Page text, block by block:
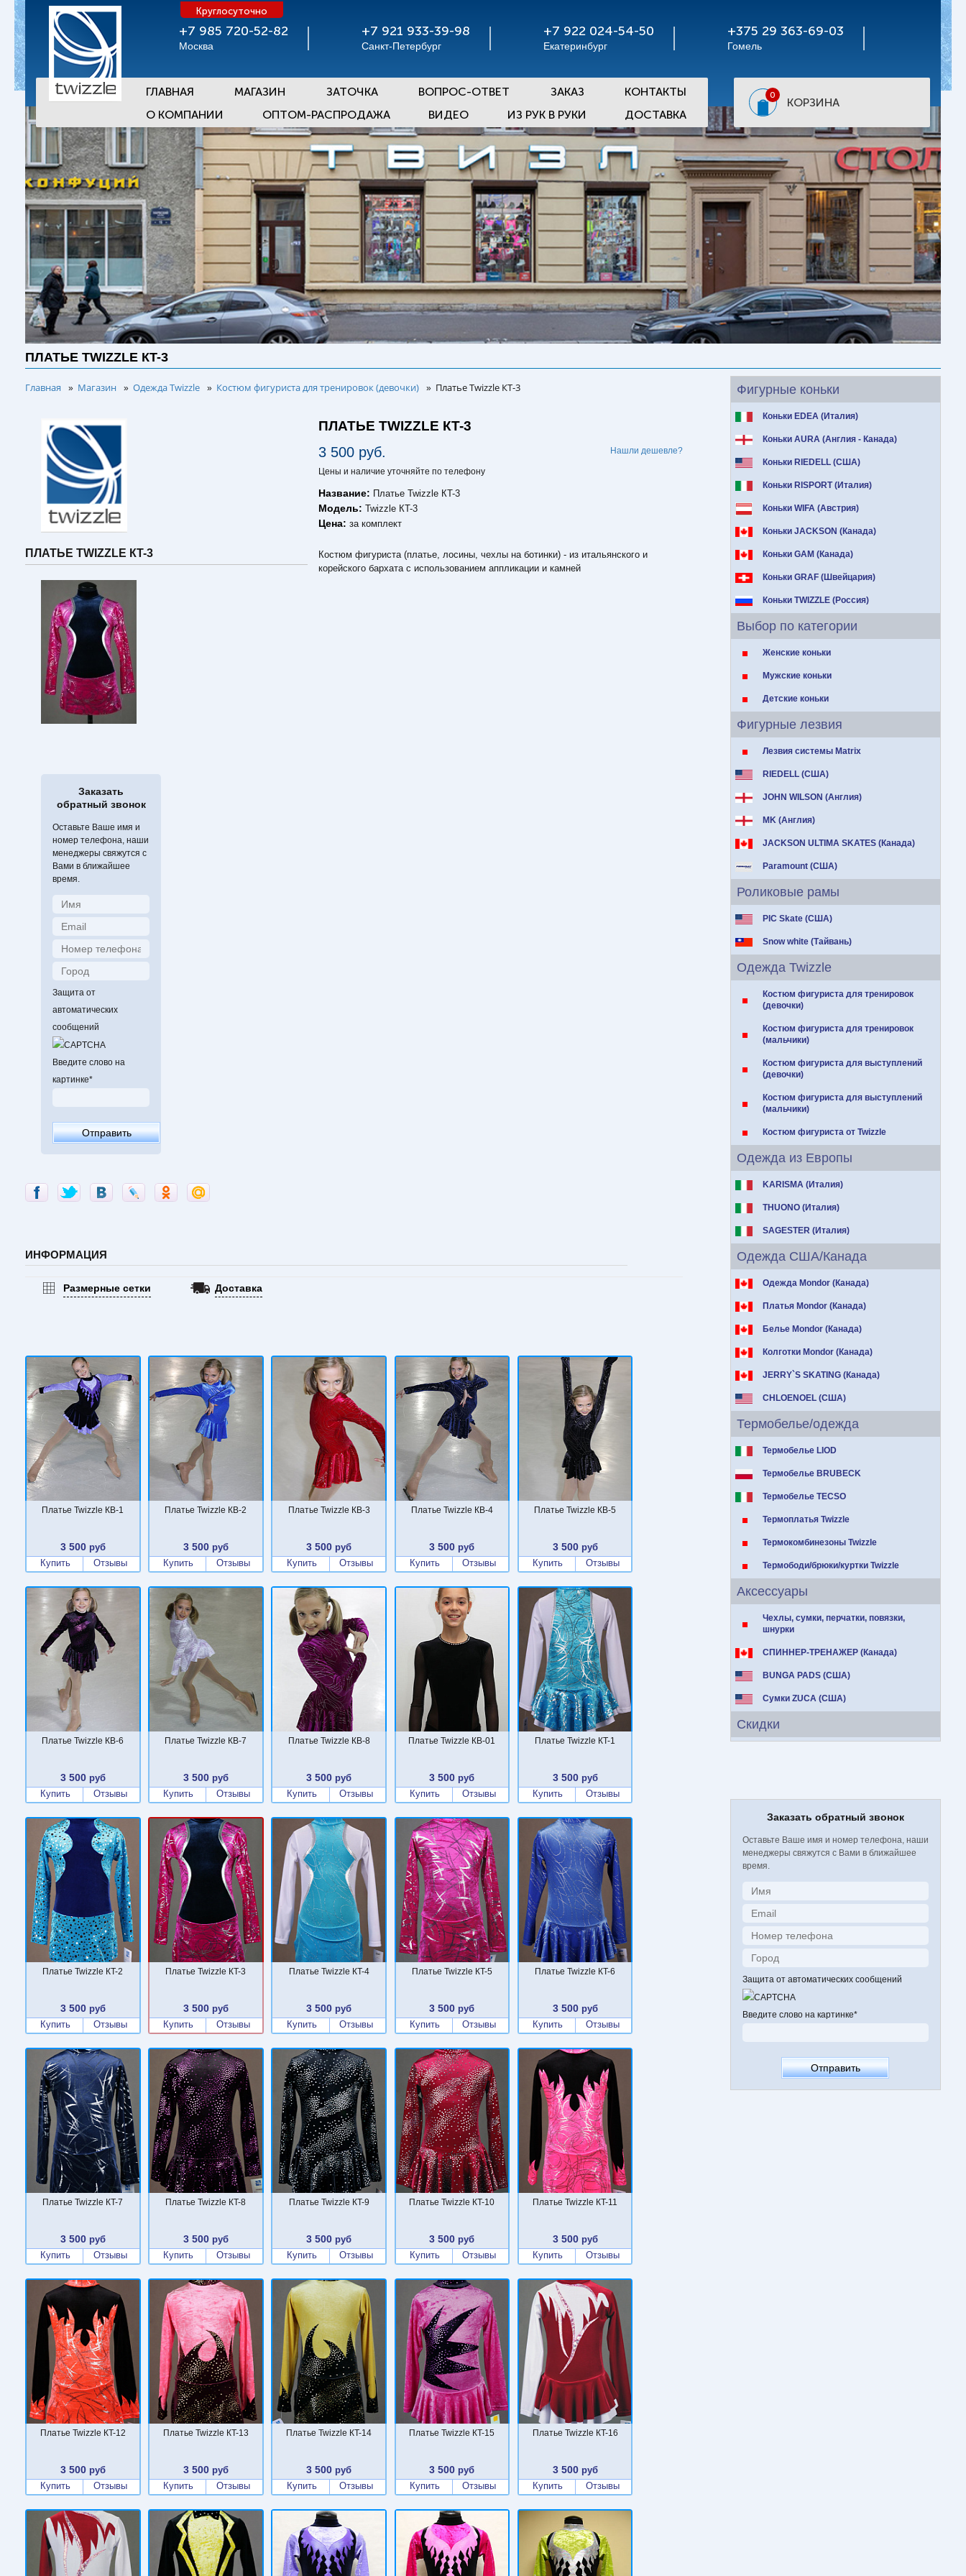
+7 985 720-52-82
Москва
Круглосуточно
+7 921 933-39-98
Санкт-Петербург
+7 922 024-54-50
Екатеринбург
+375 29 363-69-03
Гомель
ГЛАВНАЯ МАГАЗИН ЗАТОЧКА ВОПРОС-ОТВЕТ ЗАКАЗ
КОНТАКТЫ
О КОМПАНИИ
ОПТОМ-РАСПРОДАЖА ВИДЕО ИЗ РУК В РУКИ ДОСТАВКА
0
КОРЗИНА
ПЛАТЬЕ TWIZZLE КT-3
Фигурные коньки
Коньки EDEA (Италия)
Коньки AURA (Англия - Канада)
Коньки RIEDELL (США)
Коньки RISPORT (Италия)
Коньки WIFA (Австрия)
Коньки JACKSON (Канада)
Коньки GAM (Канада)
Коньки GRAF (Швейцария)
Коньки TWIZZLE (Россия)
Выбор по категории
Женские коньки
Мужские коньки
Детские коньки
Фигурные лезвия
Лезвия системы Matrix
RIEDELL (США)
JOHN WILSON (Англия)
MK (Англия)
JACKSON ULTIMA SKATES (Канада)
Paramount (США)
Роликовые рамы
PIC Skate (США)
Snow white (Тайвань)
Одежда Twizzle
Костюм фигуриста для тренировок
(девочки)
Костюм фигуриста для тренировок
(мальчики)
Костюм фигуриста для выступлений
(девочки)
Костюм фигуриста для выступлений
(мальчики)
Костюм фигуриста от Twizzle
Одежда из Европы
KARISMA (Италия)
THUONO (Италия)
SAGESTER (Италия)
Одежда США/Канада
Одежда Mondor (Канада)
Платья Mondor (Канада)
Белье Mondor (Канада)
Колготки Mondor (Канада)
JERRY`S SKATING (Канада)
CHLOENOEL (США)
Термобелье/одежда
Термобелье LIOD
Термобелье BRUBECK
Термобелье TECSO
Термоплатья Twizzle
Термокомбинезоны Twizzle
Термободи/брюки/куртки Twizzle
Аксессуары
Чехлы, сумки, перчатки, повязки,
шнурки
СПИННЕР-ТРЕНАЖЕР (Канада)
BUNGA PADS (США)
Сумки ZUCA (США)
Скидки
Заказать обратный звонок
Оставьте Ваше имя и номер телефона, наши
менеджеры свяжутся с Вами в ближайшее
время.
Защита от автоматических сообщений
Введите слово на картинке*
Главная » Магазин » Одежда Twizzle » Костюм фигуриста для тренировок (девочки) » Платье Twizzle КT-3
ПЛАТЬЕ TWIZZLE КT-3
Заказать
обратный звонок
Оставьте Ваше имя и
номер телефона, наши
менеджеры свяжутся с
Вами в ближайшее
время.
Защита от
автоматических
сообщений
Введите слово на
картинке*
ПЛАТЬЕ TWIZZLE КT-3
3 500 руб. Нашли дешевле?
Цены и наличие уточняйте по телефону
Название: Платье Twizzle КT-3
Модель:Twizzle КT-3
Цена:за комплект
Костюм фигуриста (платье, лосины, чехлы на ботинки) - из итальянского и
корейского бархата с использованием аппликации и камней
ИНФОРМАЦИЯ
Размерные сетки Доставка
Платье Twizzle КВ-1
3 500руб
Купить
Отзывы
Платье Twizzle КВ-2
3 500руб
Купить
Отзывы
Платье Twizzle КВ-3
3 500 руб
Купить
Отзывы
Платье Twizzle КВ-4
3 500 руб
Купить
Отзывы
Платье Twizzle КВ-5
3 500руб
Купить
Отзывы
Платье Twizzle КВ-6
3 500руб
Купить
Отзывы
Платье Twizzle КВ-7
3 500руб
Купить
Отзывы
Платье Twizzle КВ-8
3 500 руб
Купить
Отзывы
Платье Twizzle КВ-01
3 500 руб
Купить
Отзывы
Платье Twizzle КT-1
3 500руб
Купить
Отзывы
Платье Twizzle КT-2
3 500руб
Купить
Отзывы
Платье Twizzle КT-3
3 500руб
Купить
Отзывы
Платье Twizzle КT-4
3 500 руб
Купить
Отзывы
Платье Twizzle КT-5
3 500 руб
Купить
Отзывы
Платье Twizzle КT-6
3 500руб
Купить
Отзывы
Платье Twizzle КT-7
3 500руб
Купить
Отзывы
Платье Twizzle КT-8
3 500руб
Купить
Отзывы
Платье Twizzle КT-9
3 500 руб
Купить
Отзывы
Платье Twizzle КT-10
3 500 руб
Купить
Отзывы
Платье Twizzle КT-11
3 500руб
Купить
Отзывы
Платье Twizzle КT-12
3 500руб
Купить
Отзывы
Платье Twizzle КT-13
3 500руб
Купить
Отзывы
Платье Twizzle КT-14
3 500 руб
Купить
Отзывы
Платье Twizzle КT-15
3 500 руб
Купить
Отзывы
Платье Twizzle КT-16
3 500руб
Купить
Отзывы